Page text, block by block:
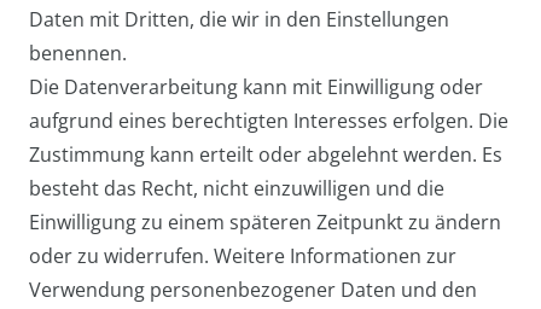
ab 27,95 € *
Daten mit Dritten, die wir in den Einstellungen
benennen.
Die Datenverarbeitung kann mit Einwilligung oder
aufgrund eines berechtigten Interesses erfolgen. Die
Zustimmung kann erteilt oder abgelehnt werden. Es
besteht das Recht, nicht einzuwilligen und die
Einwilligung zu einem späteren Zeitpunkt zu ändern
oder zu widerrufen. Weitere Informationen zur
Verwendung personenbezogener Daten und den